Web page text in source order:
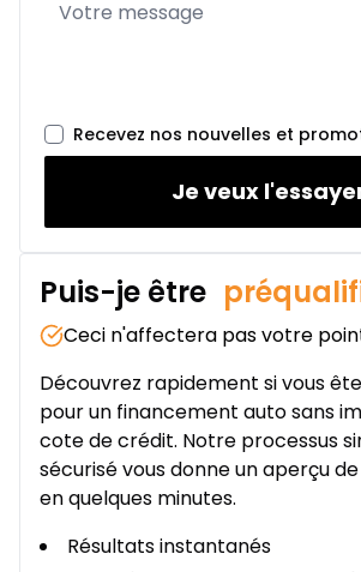
Location sur 24 mois
Recevez nos nouvelles et
Je veux
Puis-je être
Ceci n'affectera pas votre
Découvrez rapidement si vous
pour un financement auto sans
cote de crédit. Notre processus
sécurisé vous donne un aperçu
en quelques minutes.
Résultats instantanés